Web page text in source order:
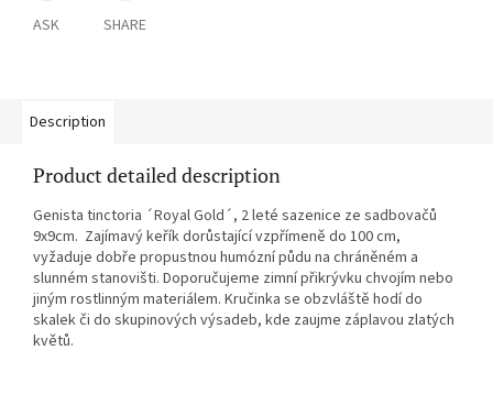
ASK SHARE
Description
Product detailed description
Genista tinctoria ´Royal Gold´, 2 leté sazenice ze sadbovačů
9x9cm. Zajímavý keřík dorůstající vzpřímeně do 100 cm,
vyžaduje dobře propustnou humózní půdu na chráněném a
slunném stanovišti. Doporučujeme zimní přikrývku chvojím nebo
jiným rostlinným materiálem. Kručinka se obzvláště hodí do
skalek či do skupinových výsadeb, kde zaujme záplavou zlatých
květů.